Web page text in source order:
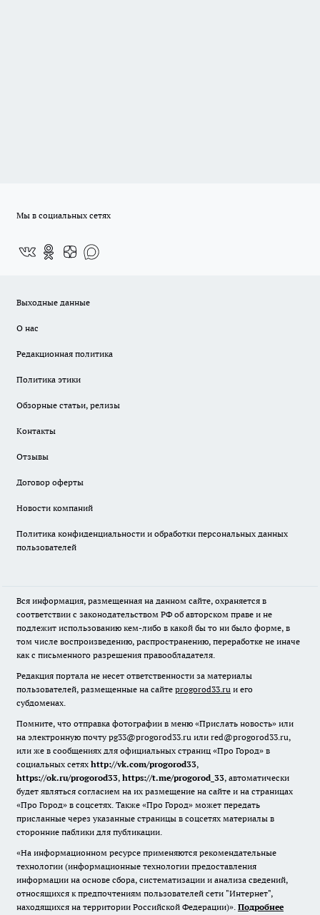
Мы в социальных сетях
Выходные данные
О нас
Редакционная политика
Политика этики
Обзорные статьи, релизы
Контакты
Отзывы
Договор оферты
Новости компаний
Политика конфиденциальности и обработки персональных данных
пользователей
Вся информация, размещенная на данном сайте, охраняется в
соответствии с законодательством РФ об авторском праве и не
подлежит использованию кем-либо в какой бы то ни было форме, в
том числе воспроизведению, распространению, переработке не иначе
как с письменного разрешения правообладателя.
Редакция портала не несет ответственности за материалы
пользователей, размещенные на сайте progorod33.ru и его
субдоменах.
Помните, что отправка фотографии в меню «Прислать новость» или
на электронную почту pg33@progorod33.ru или red@progorod33.ru,
или же в сообщениях для официальных страниц «Про Город» в
социальных сетях http://vk.com/progorod33,
https://ok.ru/progorod33, https://t.me/progorod_33, автоматически
будет являться согласием на их размещение на сайте и на страницах
«Про Город» в соцсетях. Также «Про Город» может передать
присланные через указанные страницы в соцсетях материалы в
сторонние паблики для публикации.
«На информационном ресурсе применяются рекомендательные
технологии (информационные технологии предоставления
информации на основе сбора, систематизации и анализа сведений,
относящихся к предпочтениям пользователей сети "Интернет",
находящихся на территории Российской Федерации)». Подробнее